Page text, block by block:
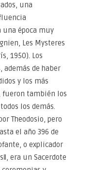
una
una época muy
Les Mysteres
1950). Los
además de haber
y los más
fueron también los
los demás.
Theodosio, pero
el año 396 de
o explicador
era un Sacerdote